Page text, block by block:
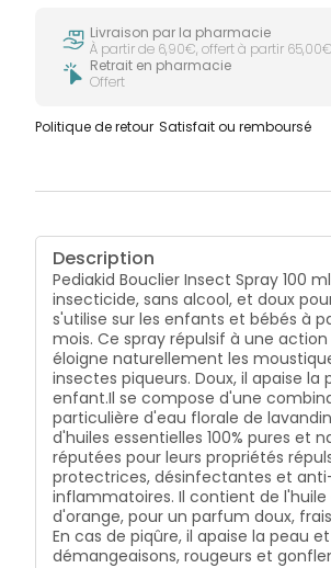
Livraison par la pharmacie
À partir de 6,90€, offert à partir 65,00€
Retrait en pharmacie
Offert
Politique de retour Satisfait ou remboursé
Description
Pediakid Bouclier Insect Spray 100
insecticide, sans alcool, et doux
s'utilise sur les enfants et bébés à
mois. Ce spray répulsif à une
éloigne naturellement les
insectes piqueurs. Doux, il apaise la
enfant.Il se compose d'une
particulière d'eau florale de
d'huiles essentielles 100% pures et
réputées pour leurs propriétés
protectrices, désinfectantes et
inflammatoires. Il contient de l'huile
d'orange, pour un parfum doux,
En cas de piqûre, il apaise la peau
démangeaisons, rougeurs et